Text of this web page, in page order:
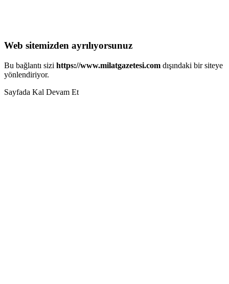
Web sitemizden ayrılıyorsunuz
Bu bağlantı sizi https://www.milatgazetesi.com dışındaki bir siteye
yönlendiriyor.
Sayfada Kal Devam Et